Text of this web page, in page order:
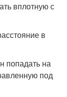
вплотную с
в
попадать на
под